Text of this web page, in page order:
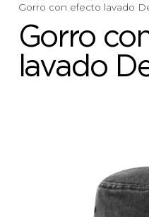
Gorro con efecto lavado
Gorro
lavado